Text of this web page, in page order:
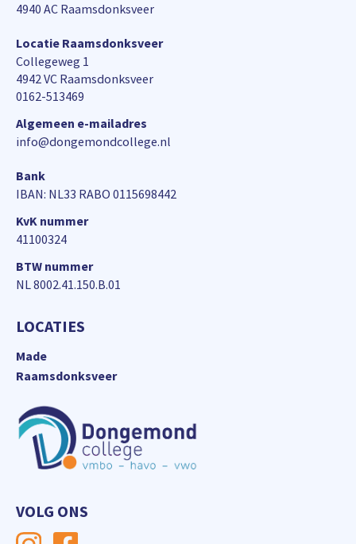
4940 AC Raamsdonksveer
Locatie Raamsdonksveer
Collegeweg 1
4942 VC Raamsdonksveer
0162-513469
Algemeen e-mailadres
info@dongemondcollege.nl
Bank
IBAN: NL33 RABO 0115698442
KvK nummer
41100324
BTW nummer
NL 8002.41.150.B.01
LOCATIES
Made
Raamsdonksveer
VOLG ONS